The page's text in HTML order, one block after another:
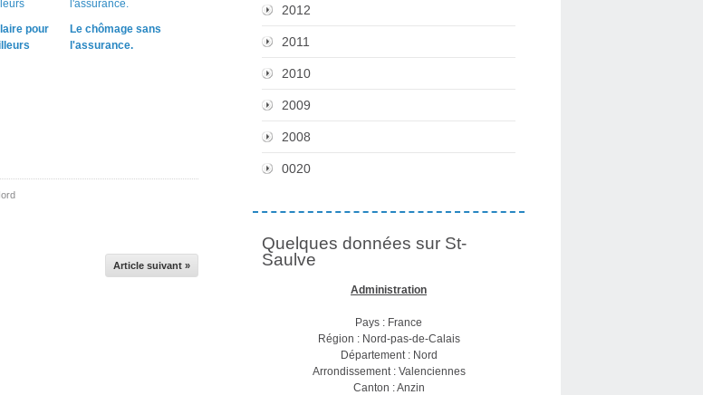
pour
Le chômage sans
l'assurance.
Article suivant »
2012
2011
2010
2009
2008
0020
Quelques données sur St-
Saulve
Administration
Pays : France
Région : Nord-pas-de-Calais
Département : Nord
Arrondissement : Valenciennes
Canton : Anzin